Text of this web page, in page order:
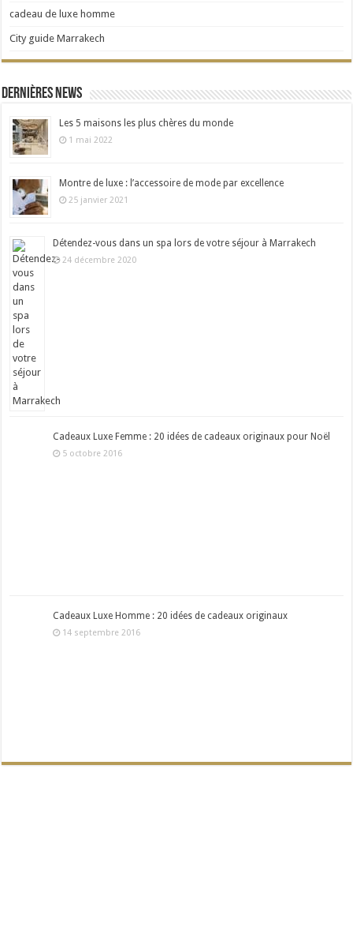
cadeau de luxe homme
City guide Marrakech
Dernières news
Les 5 maisons les plus chères du monde
1 mai 2022
Montre de luxe : l’accessoire de mode par excellence
25 janvier 2021
Détendez-vous dans un spa lors de votre séjour à Marrakech
24 décembre 2020
Cadeaux Luxe Femme : 20 idées de cadeaux originaux pour Noël
5 octobre 2016
Cadeaux Luxe Homme : 20 idées de cadeaux originaux
14 septembre 2016